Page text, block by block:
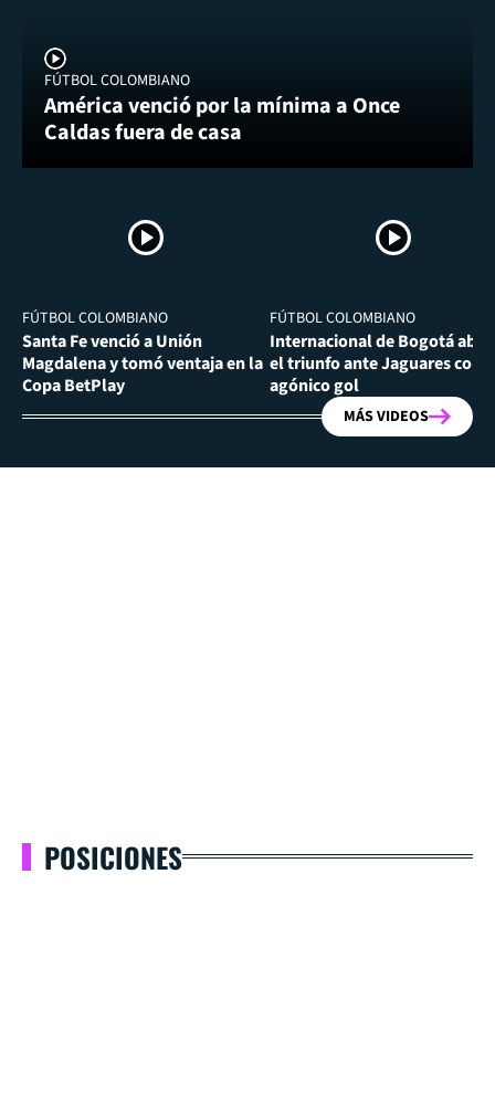
FÚTBOL COLOMBIANO
América venció por la mínima a Once
Caldas fuera de casa
FÚTBOL COLOMBIANO
Santa Fe venció a Unión
Magdalena y tomó ventaja en la
Copa BetPlay
FÚTBOL COLOMBIANO
Internacional de Bogotá
el triunfo ante Jaguares con
agónico gol
MÁS VIDEOS
POSICIONES